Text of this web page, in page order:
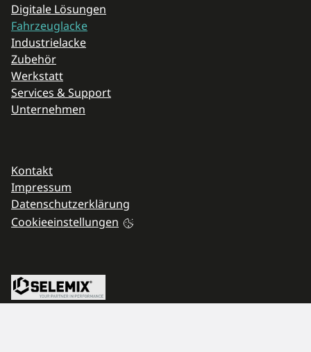
Navigation überspringen
Digitale Lösungen
Fahrzeuglacke
Industrielacke
Zubehör
Werkstatt
Services & Support
Unternehmen
Navigation überspringen
Kontakt
Impressum
Datenschutzerklärung
Cookieeinstellungen